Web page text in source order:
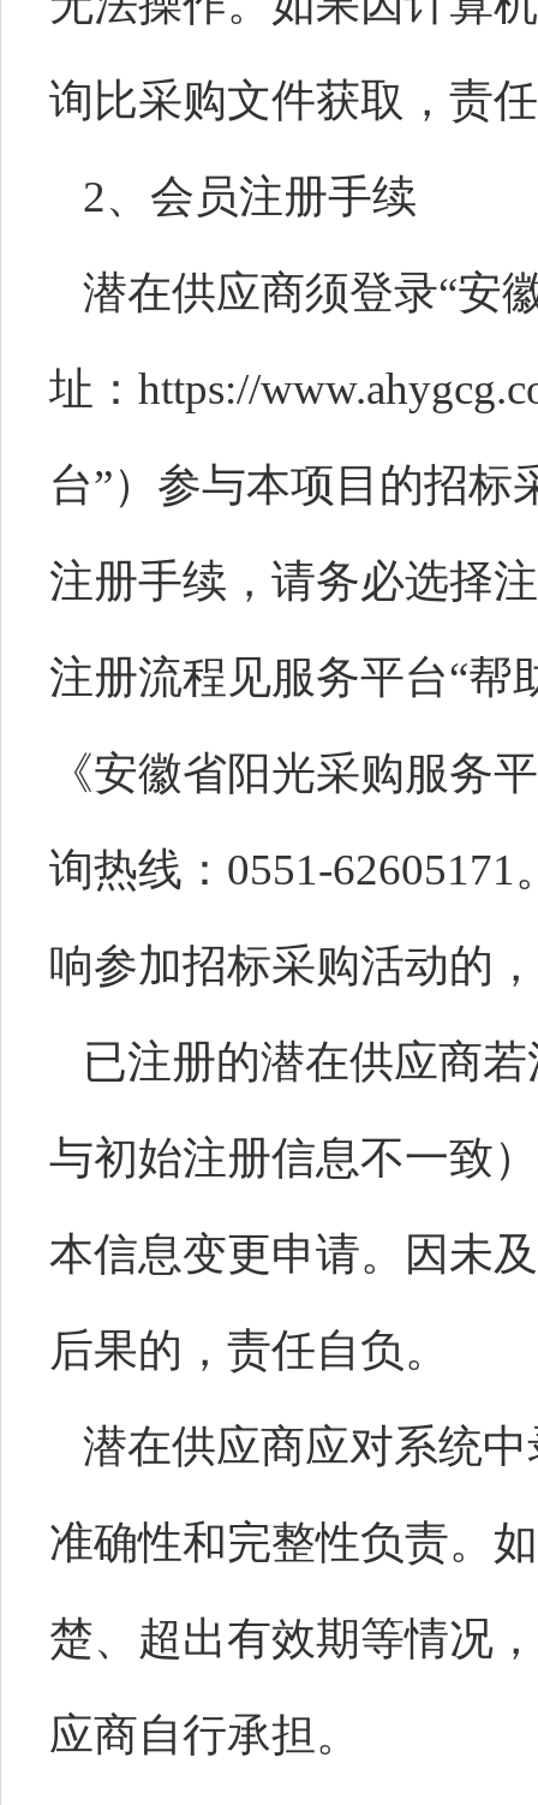
询比采购文件获取，责
2、 会员注册手续
潜在供应商须登录“安
址：https://
台”）参与本项目的招标
注册手续，请务必选择
注册流程见服务平台“帮
《安徽省阳光采购服务
询热线：0551-
响参加招标采购活动的
已注册的潜在供应商
与初始注册信息不一致
本信息变更申请。因未
后果的，责任自负。
潜在供应商应对系统
准确性和完整性负责。
楚、超出有效期等情况
应商自行承担。